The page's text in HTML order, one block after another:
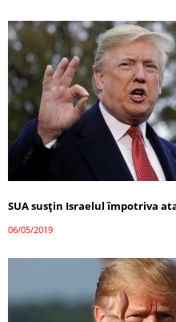
SUA susţin Israelul împotriva
06/05/2019